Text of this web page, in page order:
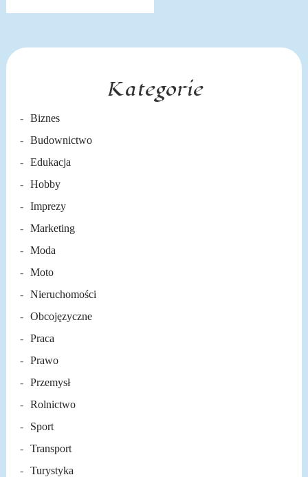
Kategorie
Biznes
Budownictwo
Edukacja
Hobby
Imprezy
Marketing
Moda
Moto
Nieruchomości
Obcojęzyczne
Praca
Prawo
Przemysł
Rolnictwo
Sport
Transport
Turystyka